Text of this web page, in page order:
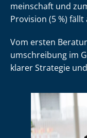
mein­schaft und
Provision (5 %)
Vom ersten
um­schrei­bung im
klarer Strategie